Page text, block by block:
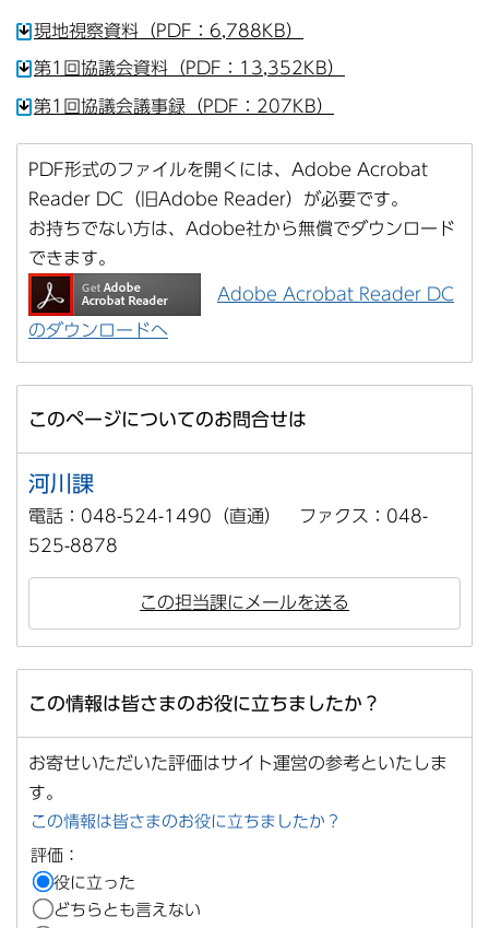
現地視察資料（PDF：6,788KB）
第1回協議会資料（PDF：13,352KB）
第1回協議会議事録（PDF：207KB）
PDF形式のファイルを開くには、Adobe Acrobat
Reader DC（旧Adobe Reader）が必要です。
お持ちでない方は、Adobe社から無償でダウンロード
できます。
Adobe Acrobat Reader DC
のダウンロードへ
このページについてのお問合せは
河川課
電話：048-524-1490（直通） ファクス：048-
525-8878
この担当課にメールを送る
この情報は皆さまのお役に立ちましたか？
お寄せいただいた評価はサイト運営の参考といたしま
す。
この情報は皆さまのお役に立ちましたか？
評価：
役に立った
どちらとも言えない